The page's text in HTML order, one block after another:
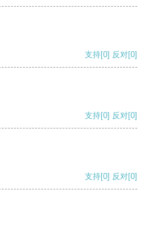
支持[0] 反对[0]
支持[0] 反对[0]
支持[0] 反对[0]